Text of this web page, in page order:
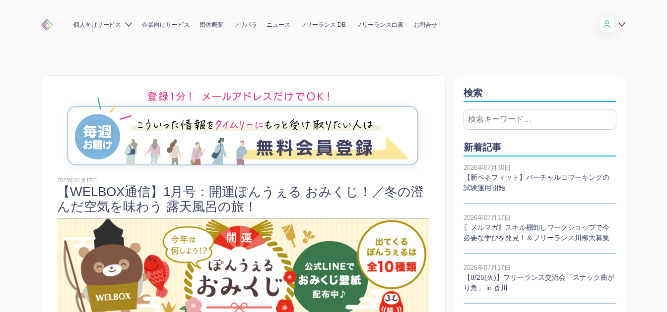
個人向けサービス 企業向けサービス 団体概要 フリパラ ニュース フリーランス DB フリーランス白書 お問合せ
2023年01月17日
【WELBOX通信】1月号：開運ぽんうぇる おみくじ！／冬の澄
んだ空気を味わう 露天風呂の旅！
検索
新着記事
2026年07月30日
【新ベネフィット】バーチャルコワーキングの
試験運用開始
2026年07月17日
〖メルマガ〗スキル棚卸しワークショップで今
必要な学びを発見！＆フリーランス川柳大募集
2026年07月17日
【8/25(火)】フリーランス交流会「スナック曲が
り角」 in 香川